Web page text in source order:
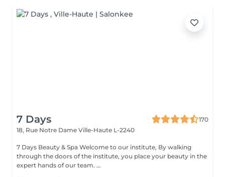
7 Days
170
18, Rue Notre Dame Ville-Haute L-2240
7 Days Beauty & Spa Welcome to our institute, By walking
through the doors of the institute, you place your beauty in the
expert hands of our team. ...